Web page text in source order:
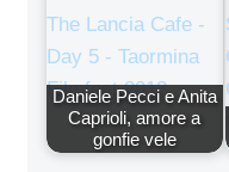
Daniele Pecci e Anita
Caprioli, amore a
gonfie vele